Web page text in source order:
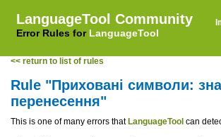
LanguageTool Community
Error Rules for LanguageTool
<< return to list of rules
Rule "Приховані символи:
перенесення"
This is one of many errors that LanguageTool can